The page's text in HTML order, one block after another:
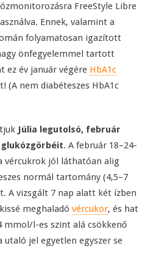
FreeStyle Libre
Ennek, valamint a
folyamatosan igazított
önfegyelemmel tartott
ez év január végére HbA1c
(A nem diabéteszes HbA1c
Júlia legutolsó, február
. A február 18–24-
vércukrok jól láthatóan alig
normál tartomány (4,5–7
A vizsgált 7 nap alatt két ízben
meghaladó vércukor, és hat
mmol/l-es szint alá csökkenő
utaló jel egyetlen egyszer se